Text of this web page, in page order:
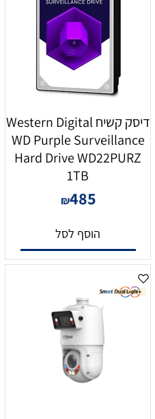
דיסק קשיח Western Digital
WD Purple Surveillance
Hard Drive WD22PURZ
1TB
₪485
הוסף לסל